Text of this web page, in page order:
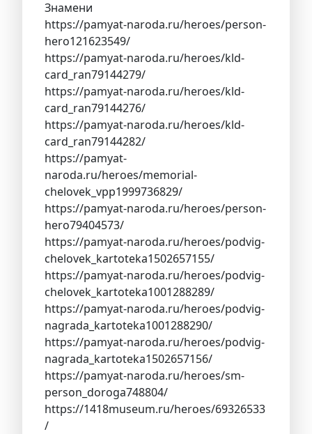
Знамени
https://pamyat-naroda.ru/heroes/person-
hero121623549/
https://pamyat-naroda.ru/heroes/kld-
card_ran79144279/
https://pamyat-naroda.ru/heroes/kld-
card_ran79144276/
https://pamyat-naroda.ru/heroes/kld-
card_ran79144282/
https://pamyat-
naroda.ru/heroes/memorial-
chelovek_vpp1999736829/
https://pamyat-naroda.ru/heroes/person-
hero79404573/
https://pamyat-naroda.ru/heroes/podvig-
chelovek_kartoteka1502657155/
https://pamyat-naroda.ru/heroes/podvig-
chelovek_kartoteka1001288289/
https://pamyat-naroda.ru/heroes/podvig-
nagrada_kartoteka1001288290/
https://pamyat-naroda.ru/heroes/podvig-
nagrada_kartoteka1502657156/
https://pamyat-naroda.ru/heroes/sm-
person_doroga748804/
https://1418museum.ru/heroes/69326533
/